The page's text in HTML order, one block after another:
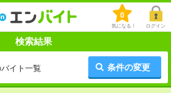
0
気になる！ ログイン
検索結果
イト一覧 条件の変更